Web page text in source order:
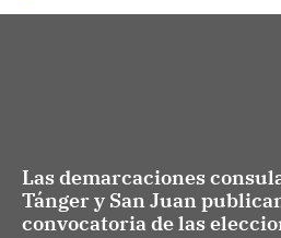
Las demarcaciones
Tánger y San Juan
convocatoria de las